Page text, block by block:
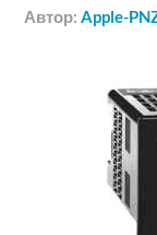
Автор:Apple-